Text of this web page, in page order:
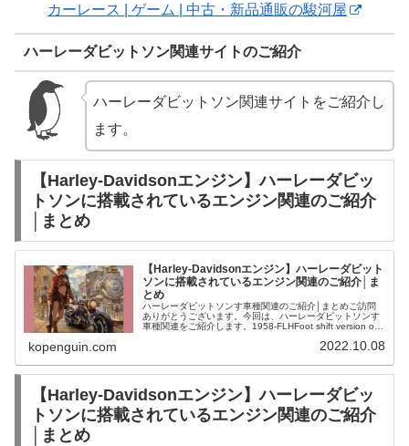
カーレース | ゲーム | 中古・新品通販の駿河屋
ハーレーダビットソン関連サイトのご紹介
ハーレーダビットソン関連サイトをご紹介し
ます。
【Harley-Davidsonエンジン】ハーレーダビッ
トソンに搭載されているエンジン関連のご紹介
│まとめ
【Harley-Davidsonエンジン】ハーレーダビット
ソンに搭載されているエンジン関連のご紹介│ま
とめ
ハーレーダビットソンす車種関連のご紹介│まとめご訪問
ありがとうございます。今回は、ハーレーダビットソンす
車種関連をご紹介します。1958-FLHFoot shift version of
kopenguin.com 2022.10.08
【Harley-Davidsonエンジン】ハーレーダビッ
トソンに搭載されているエンジン関連のご紹介
│まとめ